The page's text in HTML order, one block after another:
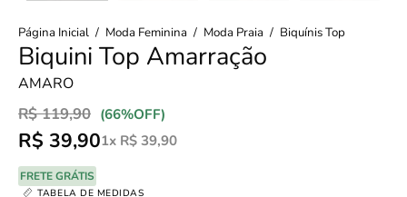
Página Inicial / Moda Feminina / Moda Praia / Biquínis Top
Biquini Top Amarração
AMARO
R$ 119,90 Promoção
•
(66%OFF)
R$ 39,901x R$ 39,90
FRETE GRÁTIS
TABELA DE MEDIDAS